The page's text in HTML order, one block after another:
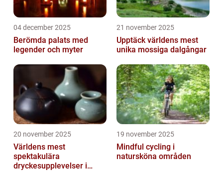
04 december 2025
Berömda palats med
legender och myter
21 november 2025
Upptäck världens mest
unika mossiga dalgångar
20 november 2025
Världens mest
spektakulära
dryckesupplevelser i
19 november 2025
Mindful cycling i
natursköna områden